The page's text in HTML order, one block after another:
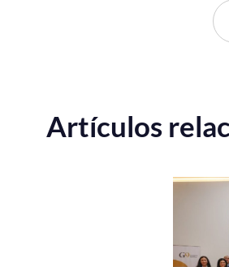
Artículos